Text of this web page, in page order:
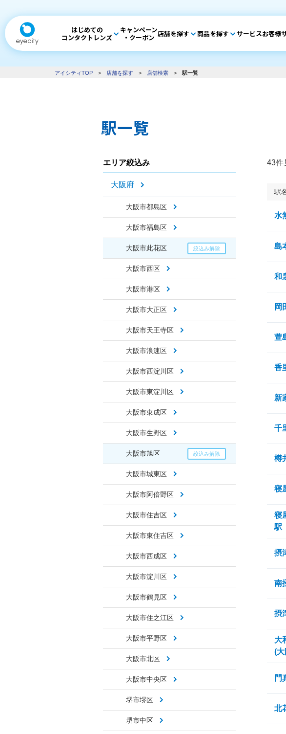
はじめての
コンタクトレンズ
キャンペーン
・クーポン 店舗を探す 商品を探す サービスお客様
アイシティTOP > 店舗を探す > 店舗検索 > 駅一覧
駅一覧
エリア絞込み
大阪府
大阪市都島区
大阪市福島区
大阪市此花区
大阪市西区
大阪市港区
大阪市大正区
大阪市天王寺区
大阪市浪速区
大阪市西淀川区
大阪市東淀川区
大阪市東成区
大阪市生野区
大阪市旭区
大阪市城東区
大阪市阿倍野区
大阪市住吉区
大阪市東住吉区
大阪市西成区
大阪市淀川区
大阪市鶴見区
大阪市住之江区
大阪市平野区
大阪市北区
大阪市中央区
堺市堺区
堺市中区
43件
駅
水
島
和
岡
萱
香
新
千
樽
寝
寝
駅
摂
南
摂
大
(大
門
北